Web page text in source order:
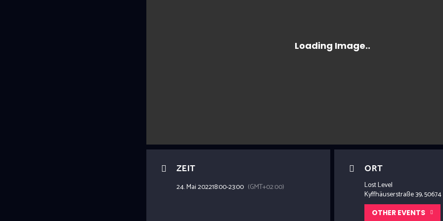
ZEIT
24. Mai 202218:00-23:00 (GMT+02:00)
ORT
Lost Level
Kyffhäuserstraße 39,
OTHER EVENTS